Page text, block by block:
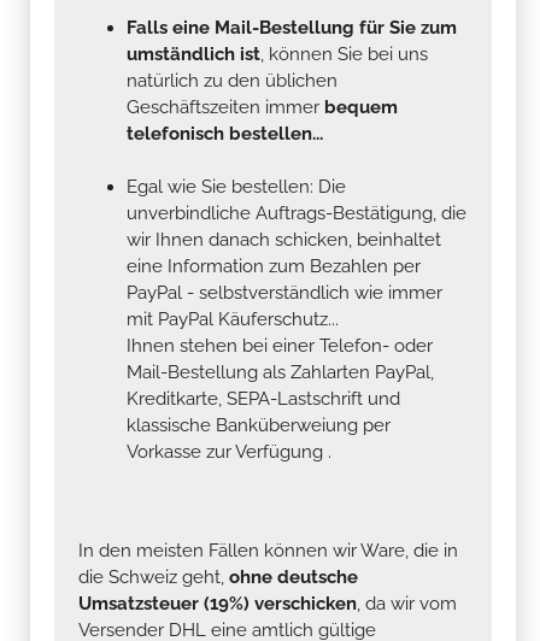
Falls eine Mail-Bestellung für Sie zum
umständlich ist, können Sie bei uns
natürlich zu den üblichen
Geschäftszeiten immer bequem
telefonisch bestellen...
Egal wie Sie bestellen: Die
unverbindliche Auftrags-Bestätigung, die
wir Ihnen danach schicken, beinhaltet
eine Information zum Bezahlen per
PayPal - selbstverständlich wie immer
mit PayPal Käuferschutz...
Ihnen stehen bei einer Telefon- oder
Mail-Bestellung als Zahlarten PayPal,
Kreditkarte, SEPA-Lastschrift und
klassische Banküberweiung per
Vorkasse zur Verfügung .
In den meisten Fällen können wir Ware, die in
die Schweiz geht, ohne deutsche
Umsatzsteuer (19%) verschicken, da wir vom
Versender DHL eine amtlich gültige